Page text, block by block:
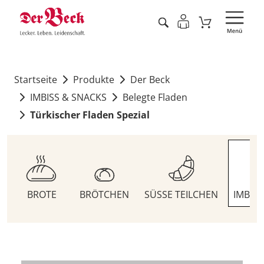
Startseite Produkte
Der Beck
IMBISS & SNACKS
Belegte Fladen
Türkischer Fladen Spezial
BROTE BRÖTCHEN SÜSSE TEILCHEN